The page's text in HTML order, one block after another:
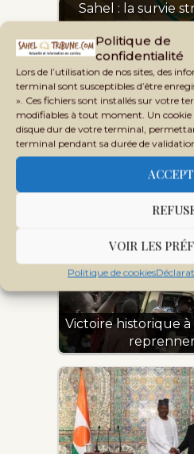
Politique de
confidentialité
Lors de l’utilisation de nos sites, des
terminal sont susceptibles d’être
». Ces fichiers sont installés sur votre
modifiables à tout moment. Un cookie
disque dur de votre terminal,
terminal pendant sa durée de
VOIR LES
Politique de cookies
Sahel : la survie
Alliance des États
Victoire historique à